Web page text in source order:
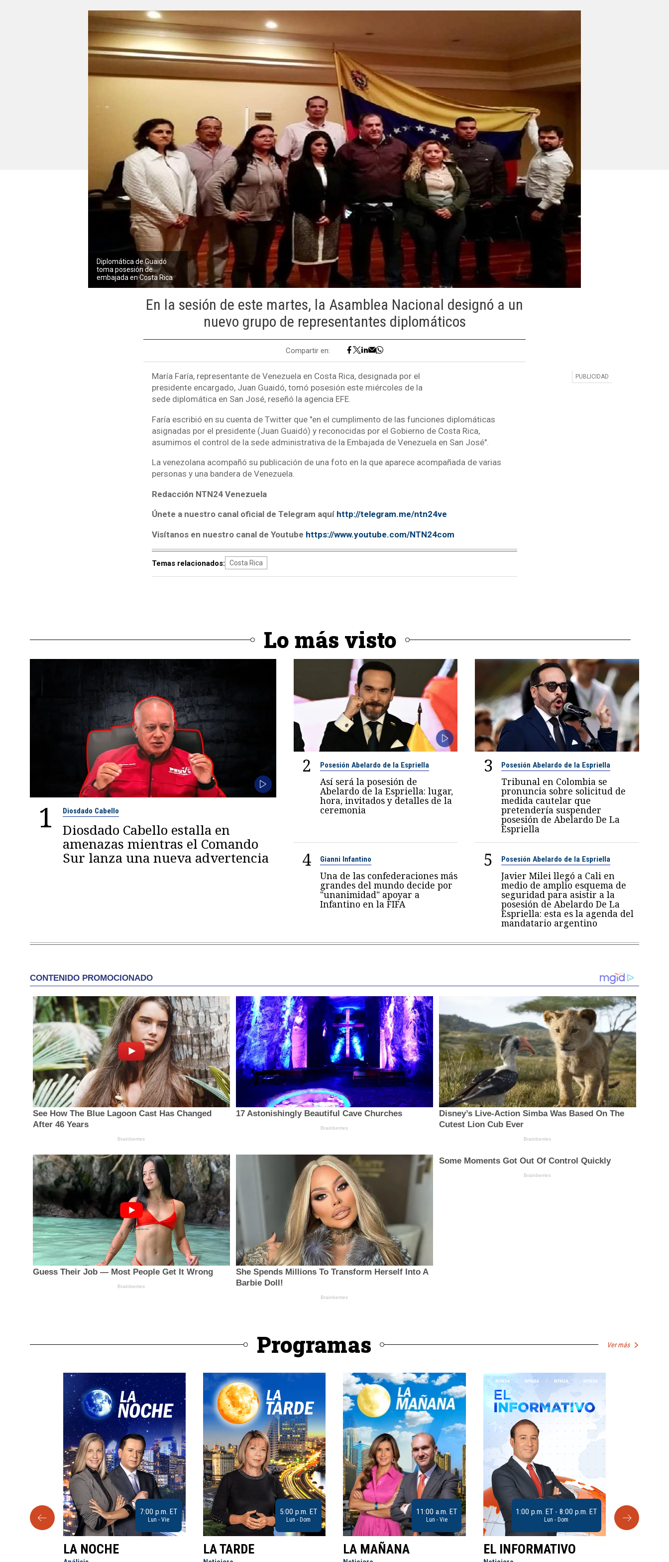
Diplomática de Guaidó
toma posesión de
embajada en Costa Rica
En la sesión de este martes, la Asamblea Nacional designó a un
nuevo grupo de representantes diplomáticos
Compartir en:
María Faría, representante de Venezuela en Costa Rica, designada por el
presidente encargado, Juan Guaidó, tomó posesión este miércoles de la
sede diplomática en San José, reseñó la agencia EFE.
Faría escribió en su cuenta de Twitter que "en el cumplimento de las funciones diplomáticas
asignadas por el presidente (Juan Guaidó) y reconocidas por el Gobierno de Costa Rica,
asumimos el control de la sede administrativa de la Embajada de Venezuela en San José".
La venezolana acompañó su publicación de una foto en la que aparece acompañada de varias
personas y una bandera de Venezuela.
Redacción NTN24 Venezuela
Únete a nuestro canal oficial de Telegram aquí http://telegram.me/ntn24ve
Visítanos en nuestro canal de Youtube https://www.youtube.com/NTN24com
Temas relacionados: Costa Rica
Lo más visto
1 Diosdado Cabello
Diosdado Cabello estalla en
amenazas mientras el Comando
Sur lanza una nueva advertencia
2 Posesión Abelardo de la Espriella
Así será la posesión de
Abelardo de la Espriella: lugar,
hora, invitados y detalles de la
ceremonia
3 Posesión Abelardo de la Espriella
Tribunal en Colombia se
pronuncia sobre solicitud de
medida cautelar que
pretendería suspender
posesión de Abelardo De La
Espriella
4 Gianni Infantino
Una de las confederaciones más
grandes del mundo decide por
"unanimidad" apoyar a
Infantino en la FIFA
5 Posesión Abelardo de la Espriella
Javier Milei llegó a Cali en
medio de amplio esquema de
seguridad para asistir a la
posesión de Abelardo De La
Espriella: esta es la agenda del
mandatario argentino
Programas Ver más
9:30 a.m. ET 7:00 p.m. ET
Lun - Vie
LA NOCHE
5:00 p.m. ET
Lun - Dom
LA TARDE
11:00 a.m. ET
Lun - Vie
LA MAÑANA
1:00 p.m. ET - 8:00 p.m. ET
Lun - Dom
EL INFORMATIVO